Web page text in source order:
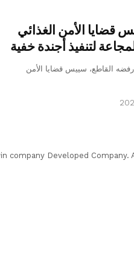
الأمن الغذائي
لتنفيذ أجندة خفية
القاطع، سييس قضايا الأمن